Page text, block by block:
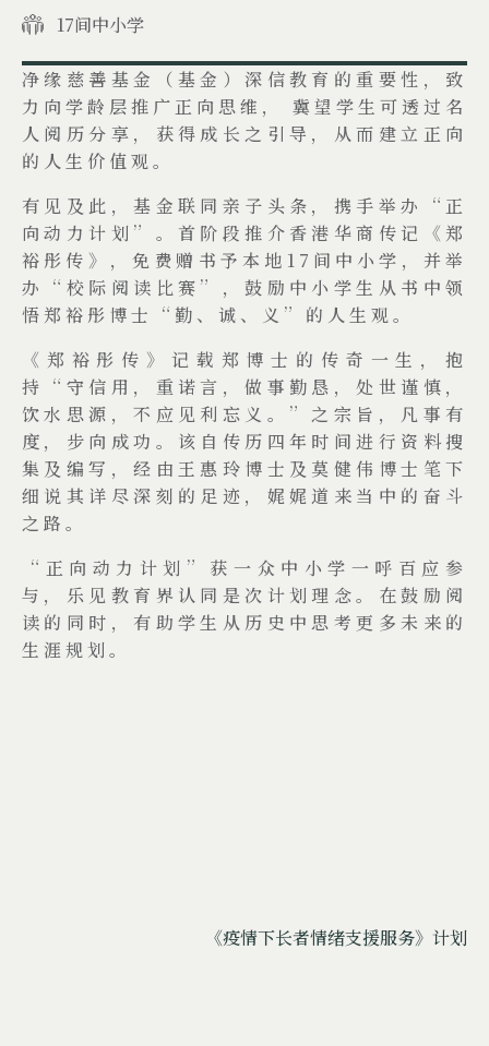
17间中小学
净缘慈善基金（基金）深信教育的重要性，致
力向学龄层推广正向思维， 冀望学生可透过名
人阅历分享，获得成长之引导，从而建立正向
的人生价值观。
有见及此，基金联同亲子头条，携手举办“正
向动力计划”。首阶段推介香港华商传记《郑
裕彤传》，免费赠书予本地17间中小学，并举
办“校际阅读比赛”，鼓励中小学生从书中领
悟郑裕彤博士“勤、诚、义”的人生观。
《郑裕彤传》记载郑博士的传奇一生，抱
持“守信用，重诺言，做事勤恳，处世谨慎，
饮水思源，不应见利忘义。”之宗旨，凡事有
度，步向成功。该自传历四年时间进行资料搜
集及编写，经由王惠玲博士及莫健伟博士笔下
细说其详尽深刻的足迹，娓娓道来当中的奋斗
之路。
“正向动力计划”获一众中小学一呼百应参
与，乐见教育界认同是次计划理念。在鼓励阅
读的同时，有助学生从历史中思考更多未来的
生涯规划。
《疫情下长者情绪支援服务》计划